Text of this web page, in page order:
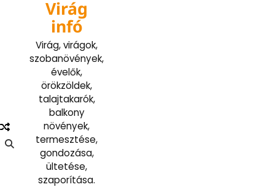
Virág
infó
Virág, virágok,
szobanövények,
évelők,
örökzöldek,
talajtakarók,
balkony
növények,
termesztése,
gondozása,
ültetése,
szaporítása.